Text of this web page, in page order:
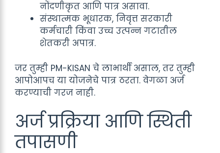
नोंदणीकृत आणि पात्र असावा.
संस्थात्मक भूधारक, निवृत्त सरकारी
कर्मचारी किंवा उच्च उत्पन्न गटातील
शेतकरी अपात्र.
जर तुम्ही PM-KISAN चे लाभार्थी असाल, तर तुम्ही
आपोआपच या योजनेचे पात्र ठरता. वेगळा अर्ज
करण्याची गरज नाही.
अर्ज प्रक्रिया आणि स्थिती
तपासणी